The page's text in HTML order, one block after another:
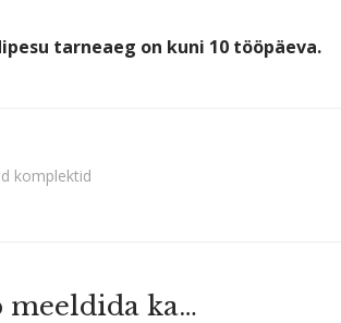
tarneaeg on kuni 10 tööpäeva.
komplektid
meeldida ka…